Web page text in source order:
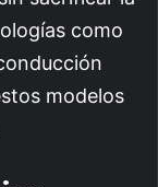
como
modelos